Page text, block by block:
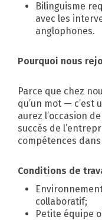
Bilinguisme
avec les
anglophones.
Pourquoi nous
Parce que chez
qu’un mot — c’est
aurez l’occasion
succès de
compétences
Conditions de
collaboratif;
Petite équipe